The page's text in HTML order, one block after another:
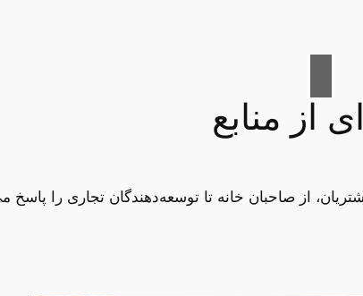
از منابع
از صاحبان خانه تا توسعه‌دهندگان تجاری را پاسخ